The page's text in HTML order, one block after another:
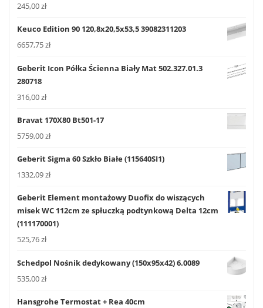
245,00zł
Keuco Edition 90 120,8x20,5x53,5 39082311203
6657,75zł
Geberit Icon Półka Ścienna Biały Mat 502.327.01.3
280718
316,00zł
Bravat 170X80 Bt501-17
5759,00zł
Geberit Sigma 60 Szkło Białe (115640SI1)
1332,09zł
Geberit Element montażowy Duofix do wiszących
misek WC 112cm ze spłuczką podtynkową Delta 12cm
(111170001)
525,76zł
Schedpol Nośnik dedykowany (150x95x42) 6.0089
535,00zł
Hansgrohe Termostat + Rea 40cm